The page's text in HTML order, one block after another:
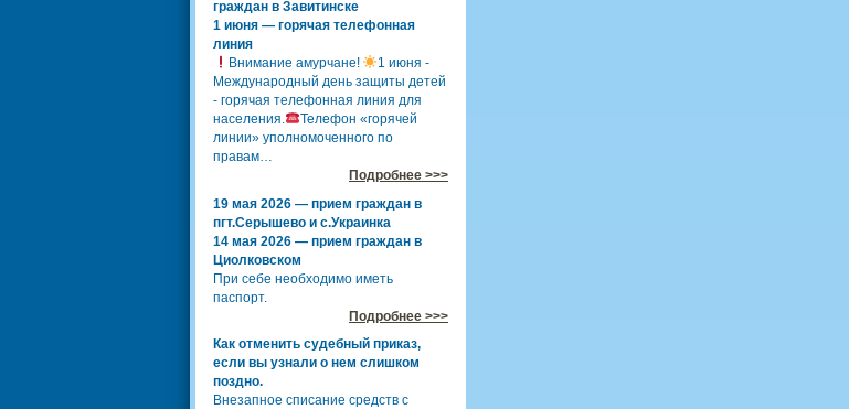
граждан в Завитинске
1 июня — горячая телефонная
линия
Внимание амурчане!
1 июня -
Международный день защиты детей
- горячая телефонная линия для
населения.
Телефон «горячей
линии» уполномоченного по
правам…
Подробнее >>>
19 мая 2026 — прием граждан в
пгт.Серышево и с.Украинка
14 мая 2026 — прием граждан в
Циолковском
При себе необходимо иметь
паспорт.
Подробнее >>>
Как отменить судебный приказ,
если вы узнали о нем слишком
поздно.
Внезапное списание средств с